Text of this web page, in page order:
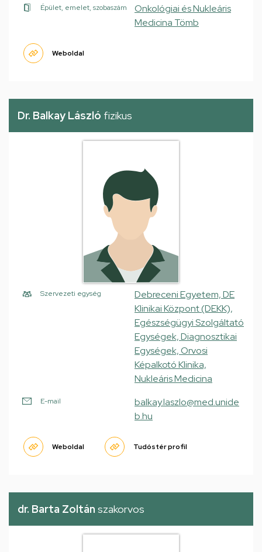
Épület, emelet, szobaszám
Onkológiai és Nukleáris
Medicina Tömb
Weboldal
Dr. Balkay László fizikus
Szervezeti egység
Debreceni Egyetem, DE
Klinikai Központ (DEKK),
Egészségügyi Szolgáltató
Egységek, Diagnosztikai
Egységek, Orvosi
Képalkotó Klinika,
Nukleáris Medicina
E-mail
balkay.laszlo@med.unide
b.hu
Weboldal Tudóstér profil
dr. Barta Zoltán szakorvos